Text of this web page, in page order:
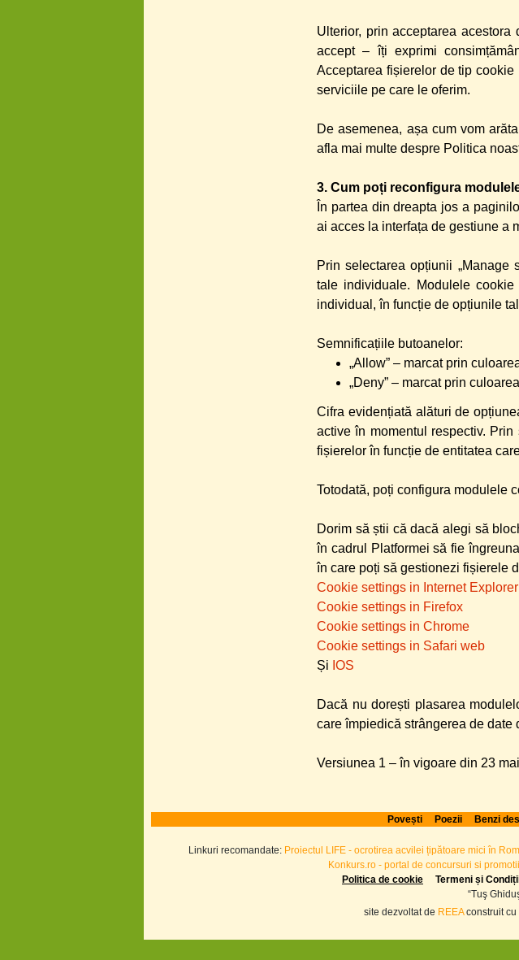
Ulterior, prin acceptarea
accept – îți exprimi
Acceptarea fișierelor de tip
serviciile pe care le oferim.
De asemenea, așa cum vom
afla mai multe despre Politica
3. Cum poți reconfigura
În partea din dreapta jos a
ai acces la interfața de gestiune a
Prin selectarea opțiunii „Manage
tale individuale. Modulele
individual, în funcție de opțiunile
Semnificațiile butoanelor:
„Allow” – marcat prin
„Deny” – marcat prin
Cifra evidențiată alături de
active în momentul respectiv.
fișierelor în funcție de entitatea
Totodată, poți configura modulele
Dorim să știi că dacă alegi să
în cadrul Platformei să fie
în care poți să gestionezi fișierele
Cookie settings in Internet Explorer
Cookie settings in Firefox
Cookie settings in Chrome
Cookie settings in Safari web
Și IOS
Dacă nu dorești plasarea
care împiedică strângerea de date
Versiunea 1 – în vigoare din 23
Povești Poezii Benzi
Linkuri recomandate: Proiectul LIFE - ocrotirea acvilei țipătoare mici în
Konkurs.ro - portal de concursuri si
Politica de cookie
Termeni și
“Tuş
site dezvoltat de REEAconstruit cu